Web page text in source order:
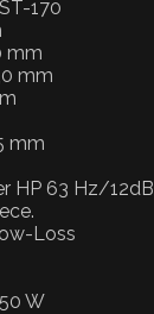
170
mm
mm
mm
HP 63 Hz/12dB
Loss
W